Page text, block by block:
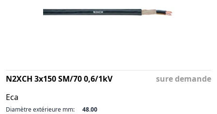
N2XCH 3x150 SM/70 0,6/1kV
Eca
sure demande
Diamètre extérieure mm:
48.00